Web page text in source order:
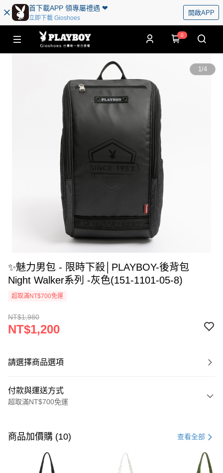
首下載APP 領專屬禮遇 ❤︎
立即下載 Gioshoes
開啟APP
0
1/4
✨魅力男包 - 限時下殺│PLAYBOY-後背包
Night Walker系列 -灰色(151-1101-05-8)
超取滿NT$700免運
NT$1,980
NT$1,200
請選擇商品選項
付款與運送方式
超取滿NT$700免運
信用卡一次付款
超商取貨付款
商品加價購 (10) 查看全部